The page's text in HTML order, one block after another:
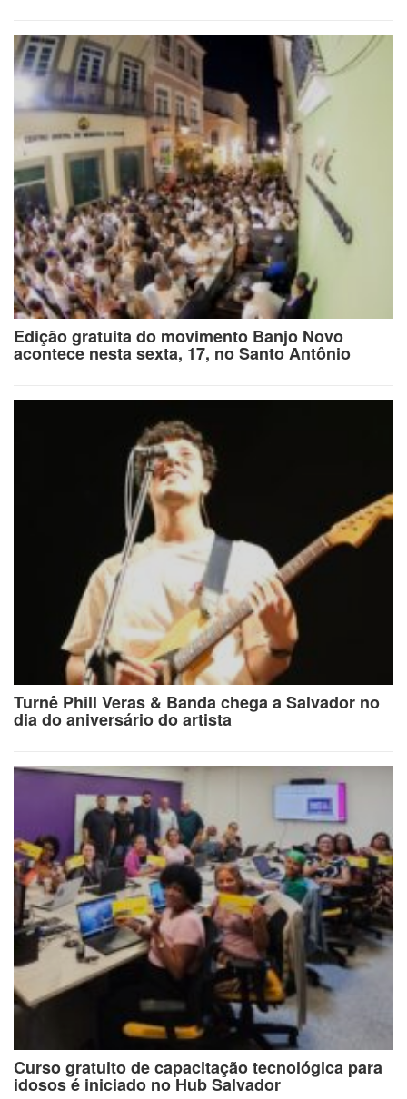
Edição gratuita do movimento Banjo Novo
acontece nesta sexta, 17, no Santo Antônio
Turnê Phill Veras & Banda chega a Salvador no
dia do aniversário do artista
Curso gratuito de capacitação tecnológica para
idosos é iniciado no Hub Salvador